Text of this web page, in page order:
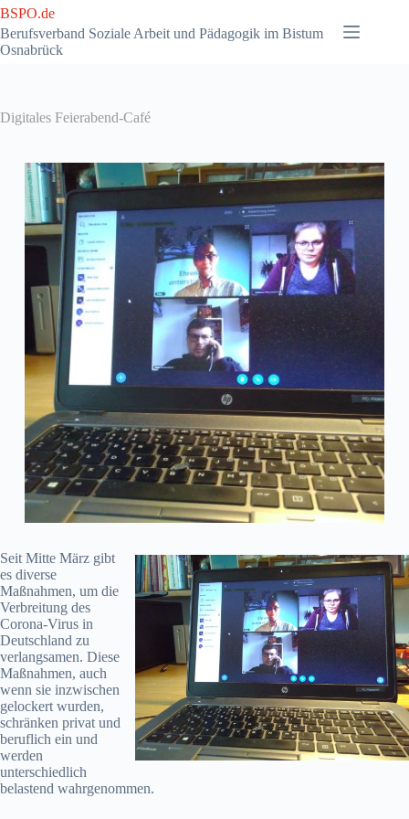
Zum
Inhalt
springen
BSPO.de
Berufsverband Soziale Arbeit und Pädagogik im Bistum
Osnabrück
Digitales Feierabend-Café
Seit Mitte März gibt
es diverse
Maßnahmen, um die
Verbreitung des
Corona-Virus in
Deutschland zu
verlangsamen. Diese
Maßnahmen, auch
wenn sie inzwischen
gelockert wurden,
schränken privat und
beruflich ein und
werden
unterschiedlich
belastend wahrgenommen.